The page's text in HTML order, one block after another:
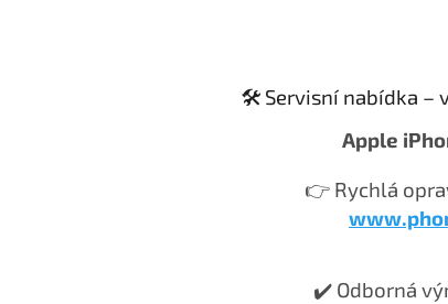
🛠️ Servisní nabídka –
Apple
👉 Rychlá
✔️ Odborná